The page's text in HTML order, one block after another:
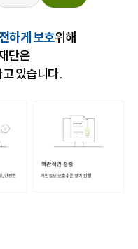
하게 보호위해
단은
있습니다.